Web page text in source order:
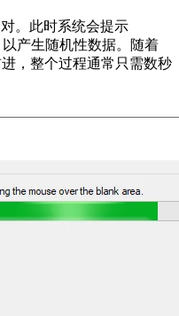
对。此时系统会提示
产生随机性数据。随着
，整个过程通常只需数秒